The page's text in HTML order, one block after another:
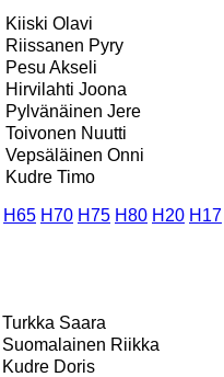
Kiiski Olavi
Riissanen Pyry
Pesu Akseli
Hirvilahti Joona
Pylvänäinen Jere
Toivonen Nuutti
Vepsäläinen Onni
Kudre Timo
H65 H70 H75 H80 H20 H17
Turkka Saara
Suomalainen Riikka
Kudre Doris